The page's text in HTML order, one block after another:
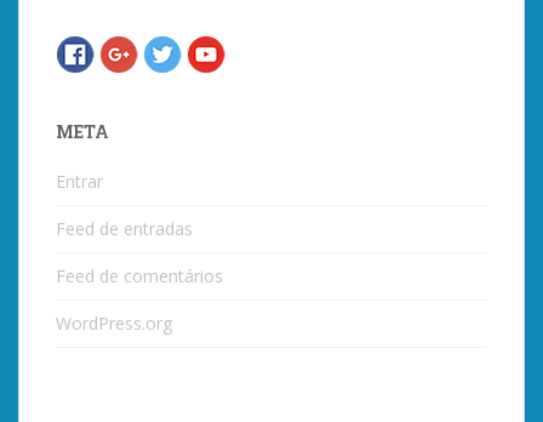
META
Entrar
Feed de entradas
Feed de comentários
WordPress.org